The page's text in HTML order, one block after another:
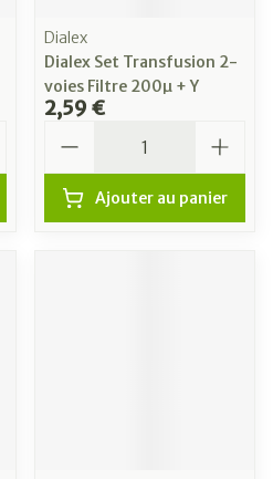
Dialex
Dialex Set Transfusion 2-
voies Filtre 200µ + Y
2,59 €
Ajouter au panier